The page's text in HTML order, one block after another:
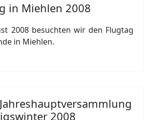
in Miehlen 2008
2008 besuchten wir den Flugtag
in Miehlen.
2008